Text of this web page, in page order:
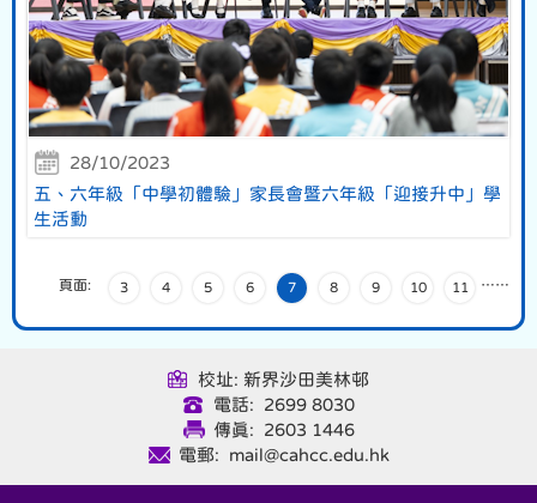
28/10/2023
五、六年級「中學初體驗」家長會暨六年級「迎接升中」學
生活動
頁面: …
3 4 5 6 7 8 9 10 11 …
校址: 新界沙田美林邨
電話: 2699 8030
傳真: 2603 1446
電郵: mail@cahcc.edu.hk